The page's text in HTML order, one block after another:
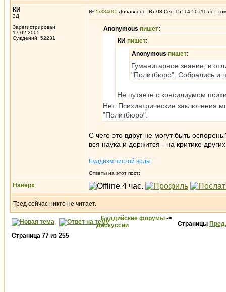
КИ
3Д
Зарегистрирован:
17.02.2005
Суждений: 52231
№253840 Добавлено: Вт 08 Сен 15, 14:50 (11 лет
Anonymous пишет:
КИ пишет:
Anonymous пишет:
Гуманитарное знание, в
"Политбюро". Собрались и
Не путаете с консилиумом
Нет. Психиатрические заключения
"Политбюро".
С чего это вдруг не могут быть
вся наука и держится - на критике
Буддизм чистой воды
Ответы на этот пост:
Наверх
Тред сейчас никто не читает.
Буддийские форумы ->
Дискуссии
Страницы Пред.
Страница 77 из 255